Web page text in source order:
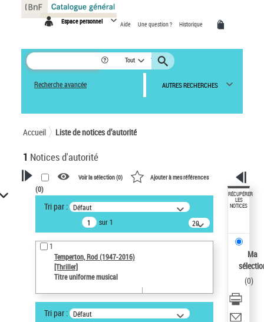
Espace personnel Aide Une question ? Historique
Tout
Recherche avancée AUTRES RECHERCHES
Accueil Liste de notices d’autorité
1 Notices d'autorité
VOTRE RECHERCHE
Recherche avancée dans les
notices d’autorité
Œuvres liées à l'auteur :
Temperton, Rod (1947-2016)
Voir la sélection (0) Ajouter à mes références
(0)
Tri par : Défaut
sur 1
20
résultats/page
1
Temperton, Rod (1947-2016)
[Thriller]
Titre uniforme musical
Tri par : Défaut
RÉCUPÉRER
LES
NOTICES
Ma
(0)
Panneau de gestion des cookies